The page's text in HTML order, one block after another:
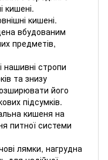
кишені.
кишені.
вбудованим
предметів,
стропи
та знизу
його
підсумків.
кишеня на
питної системи
лямки, нагрудна